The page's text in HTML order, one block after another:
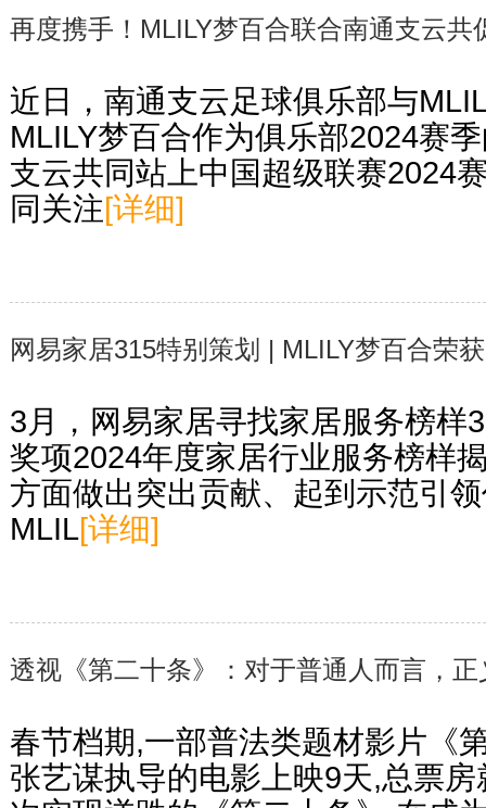
再度携手！MLILY梦百合联合南通支云共
近日，南通支云足球俱乐部与
MLILY梦百合作为俱乐部2024赛
支云共同站上中国超级联赛2024
同关注[详细]
网易家居315特别策划 | MLILY梦百合荣
3月，网易家居寻找家居服务榜样
奖项2024年度家居行业服务榜样
方面做出突出贡献、起到示范引
MLIL[详细]
透视《第二十条》：对于普通人而言，
春节档期,一部普法类题材影片《
张艺谋执导的电影上映9天,总票